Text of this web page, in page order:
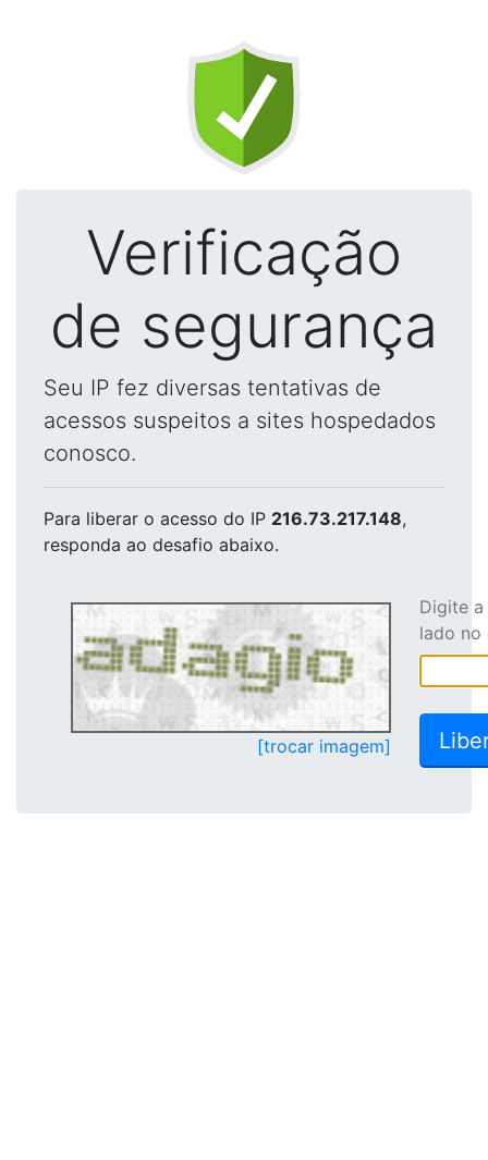
Verificação
de segurança
Seu IP fez diversas tentativas de
acessos suspeitos a sites hospedados
conosco.
Para liberar o acesso do IP 216.73.217.148,
responda ao desafio abaixo.
[trocar imagem]
Digite
lado no